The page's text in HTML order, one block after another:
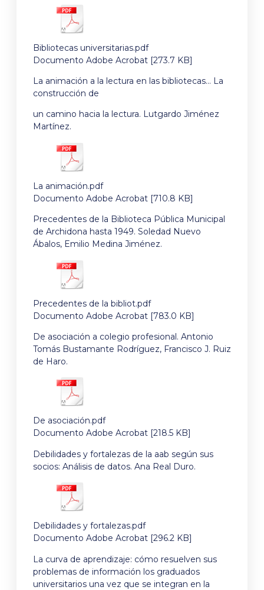
Bibliotecas universitarias.pdf
Documento Adobe Acrobat [273.7 KB]
La animación a la lectura en las bibliotecas… La
construcción de
un camino hacia la lectura. Lutgardo Jiménez
Martínez.
La animación.pdf
Documento Adobe Acrobat [710.8 KB]
Precedentes de la Biblioteca Pública Municipal
de Archidona hasta 1949. Soledad Nuevo
Ábalos, Emilio Medina Jiménez.
Precedentes de la bibliot.pdf
Documento Adobe Acrobat [783.0 KB]
De asociación a colegio profesional. Antonio
Tomás Bustamante Rodríguez, Francisco J. Ruiz
de Haro.
De asociación.pdf
Documento Adobe Acrobat [218.5 KB]
Debilidades y fortalezas de la aab según sus
socios: Análisis de datos. Ana Real Duro.
Debilidades y fortalezas.pdf
Documento Adobe Acrobat [296.2 KB]
La curva de aprendizaje: cómo resuelven sus
problemas de información los graduados
universitarios una vez que se integran en la